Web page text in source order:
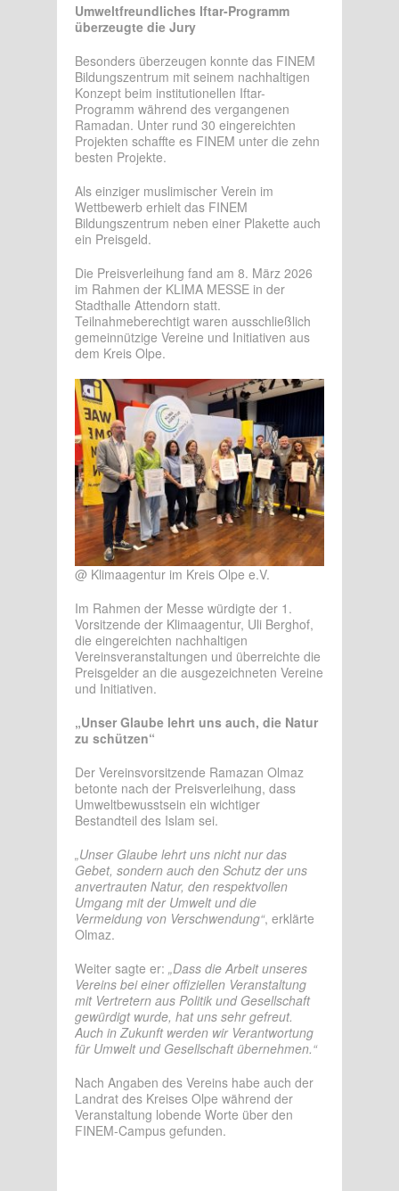
Umweltfreundliches Iftar-Programm
überzeugte die Jury
Besonders überzeugen konnte das FINEM
Bildungszentrum mit seinem nachhaltigen
Konzept beim institutionellen Iftar-
Programm während des vergangenen
Ramadan. Unter rund 30 eingereichten
Projekten schaffte es FINEM unter die zehn
besten Projekte.
Als einziger muslimischer Verein im
Wettbewerb erhielt das FINEM
Bildungszentrum neben einer Plakette auch
ein Preisgeld.
Die Preisverleihung fand am 8. März 2026
im Rahmen der KLIMA MESSE in der
Stadthalle Attendorn statt.
Teilnahmeberechtigt waren ausschließlich
gemeinnützige Vereine und Initiativen aus
dem Kreis Olpe.
@ Klimaagentur im Kreis Olpe e.V.
Im Rahmen der Messe würdigte der 1.
Vorsitzende der Klimaagentur, Uli Berghof,
die eingereichten nachhaltigen
Vereinsveranstaltungen und überreichte die
Preisgelder an die ausgezeichneten Vereine
und Initiativen.
„Unser Glaube lehrt uns auch, die Natur
zu schützen“
Der Vereinsvorsitzende Ramazan Olmaz
betonte nach der Preisverleihung, dass
Umweltbewusstsein ein wichtiger
Bestandteil des Islam sei.
„Unser Glaube lehrt uns nicht nur das
Gebet, sondern auch den Schutz der uns
anvertrauten Natur, den respektvollen
Umgang mit der Umwelt und die
Vermeidung von Verschwendung“, erklärte
Olmaz.
Weiter sagte er: „Dass die Arbeit unseres
Vereins bei einer offiziellen Veranstaltung
mit Vertretern aus Politik und Gesellschaft
gewürdigt wurde, hat uns sehr gefreut.
Auch in Zukunft werden wir Verantwortung
für Umwelt und Gesellschaft übernehmen.“
Nach Angaben des Vereins habe auch der
Landrat des Kreises Olpe während der
Veranstaltung lobende Worte über den
FINEM-Campus gefunden.